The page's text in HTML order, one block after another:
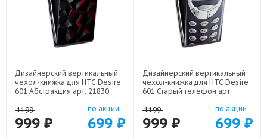
Дизайнерский вертикальный
чехол-книжка для HTC Desire
601 Абстракция арт: 21830
1199
999 ₽
по акции
699 ₽
Дизайнерский вертикальный
чехол-книжка для HTC Desire
601 Старый телефон арт:
1199
999 ₽
по акции
699 ₽